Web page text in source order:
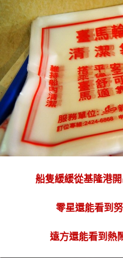
船隻緩緩從基隆港
零星還能看到
遠方還能看到熱